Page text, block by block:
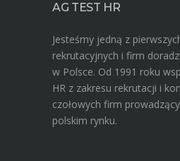
AG TEST HR
Jesteśmy jedną z
rekrutacyjnych i firm
w Polsce. Od 1991 roku
HR z zakresu rekrutacji i
czołowych firm
polskim rynku.